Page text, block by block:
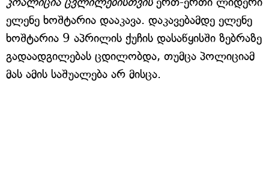
ელენე ხოშტარია დააკავა. დაკავებამდე ელენე
ხოშტარია 9 აპრილის ქუჩის დასაწყისში ზებრაზე
გადაადგილებას ცდილობდა, თუმცა პოლიციამ
მას ამის საშუალება არ მისცა.